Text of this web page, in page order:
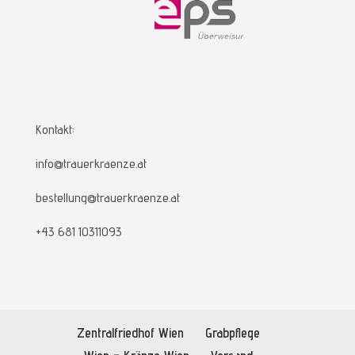
Kontakt:
info@trauerkraenze.at
bestellung@trauerkraenze.at
+43 681 10311093
Zentralfriedhof Wien
Grabpflege